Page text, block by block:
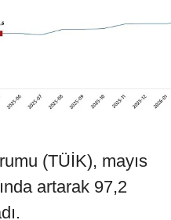
(TÜİK), mayıs
artarak 97,2